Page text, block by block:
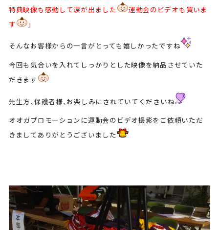
特典映像も感動して涙が出ました
運動会のビデオも買いま
す
」
そんなお客様からの一言がとっても嬉しかったですね
今回も気合いを入れてしっかりとした映像を納品させていた
だきます
先生方、保護者様、お楽しみにされていてくださいね
オオガプロモーションに運動会のビデオ撮影をご依頼いただ
きましてありがとうございました